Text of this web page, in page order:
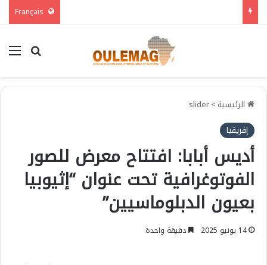
بحث عن
الرئيسية >
slider
إفريقيا
أديس أبابا: افتتاح معرض للصور
الفوتوغرافية تحت عنوان “إثيوبيا
بعيون الدبلوماسيين”
14 يونيو 2025 دقيقة واحدة